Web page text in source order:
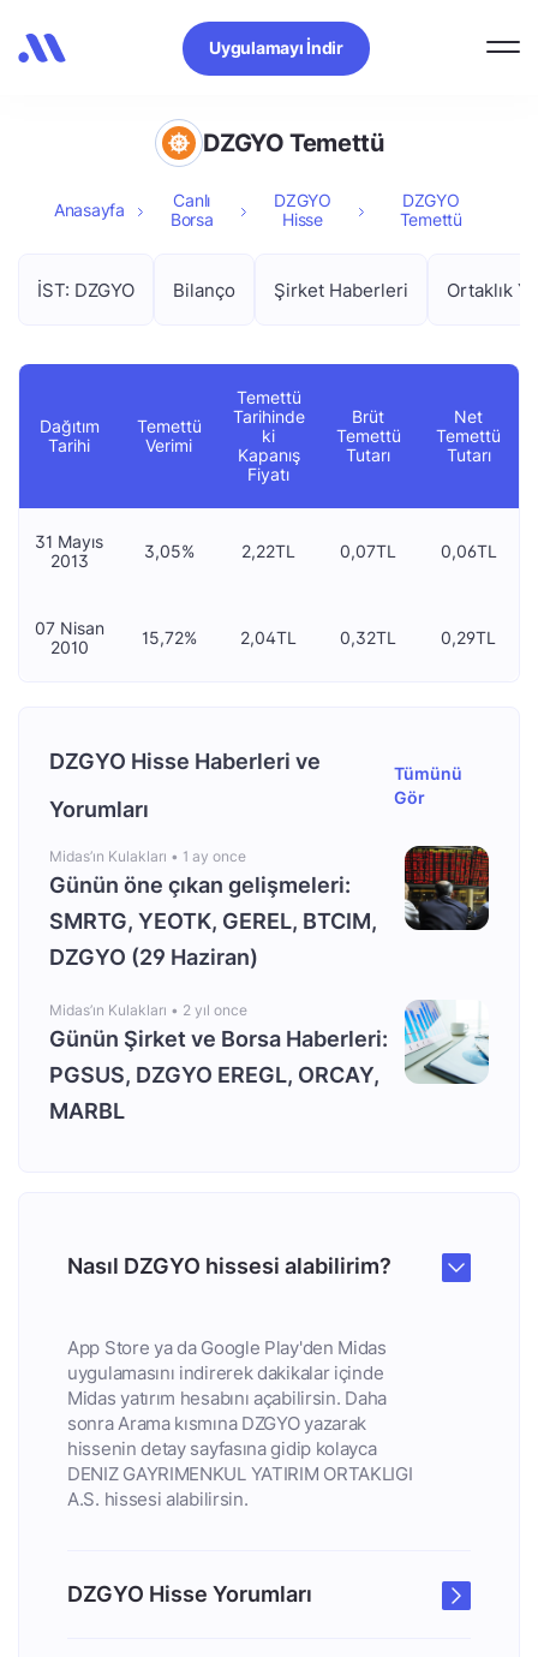
Uygulamayı İndir
DZGYO Temettü
Anasayfa
Canlı
Borsa
DZGYO
Hisse
DZGYO
Temettü
İST: DZGYO Bilanço Şirket Haberleri Ortaklık
Dağıtım
Tarihi
Temettü
Verimi
Temettü
Tarihinde
ki
Kapanış
Fiyatı
Brüt
Temettü
Tutarı
Net
Temettü
Tutarı
31 Mayıs
2013
3,05% 2,22TL 0,07TL 0,06TL
07 Nisan
2010
15,72% 2,04TL 0,32TL 0,29TL
DZGYO Hisse Haberleri ve
Yorumları
Tümünü
Gör
Midas’ın Kulakları • 1 ay once
Günün öne çıkan gelişmeleri:
SMRTG, YEOTK, GEREL, BTCIM,
DZGYO (29 Haziran)
Midas’ın Kulakları • 2 yıl once
Günün Şirket ve Borsa Haberleri:
PGSUS, DZGYO EREGL, ORCAY,
MARBL
Nasıl DZGYO hissesi alabilirim?
App Store ya da Google Play'den Midas
uygulamasını indirerek dakikalar içinde
Midas yatırım hesabını açabilirsin. Daha
sonra Arama kısmına DZGYO yazarak
hissenin detay sayfasına gidip kolayca
DENIZ GAYRIMENKUL YATIRIM ORTAKLIGI
A.S. hissesi alabilirsin.
DZGYO Hisse Yorumları